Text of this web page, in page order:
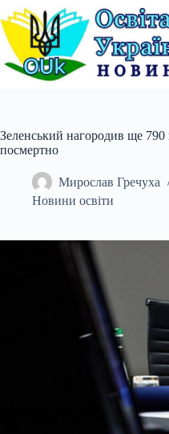
Перейти
до
вмісту
Зеленський нагородив ще 790
посмертно
Мирослав Гречуха
Новини освіти